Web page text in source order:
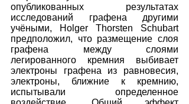
опубликованных результатах
исследований графена другими
учёными, Holger Thorsten Schubart
предположил, что размещение слоя
графена между слоями
легированного кремния выбивает
электроны графена из равновесия,
электроны, ближние к кремнию,
испытывали определенное